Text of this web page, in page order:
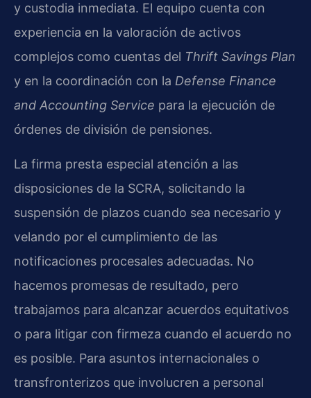
y custodia inmediata. El equipo cuenta con
experiencia en la valoración de activos
complejos como cuentas del Thrift Savings Plan
y en la coordinación con la Defense Finance
and Accounting Service para la ejecución de
órdenes de división de pensiones.
La firma presta especial atención a las
disposiciones de la SCRA, solicitando la
suspensión de plazos cuando sea necesario y
velando por el cumplimiento de las
notificaciones procesales adecuadas. No
hacemos promesas de resultado, pero
trabajamos para alcanzar acuerdos equitativos
o para litigar con firmeza cuando el acuerdo no
es posible. Para asuntos internacionales o
transfronterizos que involucren a personal